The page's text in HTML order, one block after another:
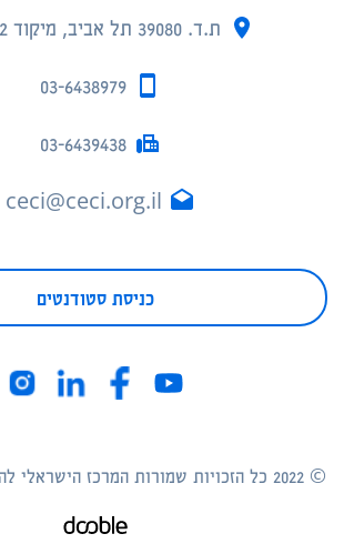
ת.ד. 39080 תל אביב, מיקוד 6139002
03-6438979
03-6439438
ceci@ceci.org.il
כניסת סטודנטים
© 2022 כל הזכויות שמורות המרכז הישראלי להעצמת האזרח (ע"ר)